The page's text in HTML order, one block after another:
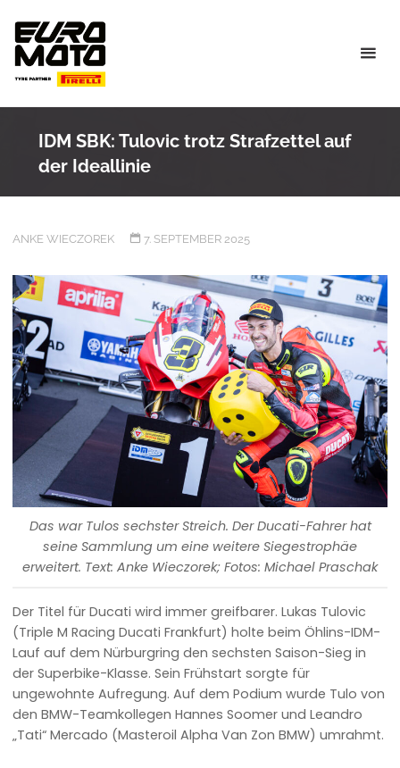
content
IDM SBK: Tulovic trotz Strafzettel auf
der Ideallinie
ANKE WIECZOREK 7. SEPTEMBER 2025
Das war Tulos sechster Streich. Der Ducati-Fahrer hat
seine Sammlung um eine weitere Siegestrophäe
erweitert. Text: Anke Wieczorek; Fotos: Michael Praschak
Der Titel für Ducati wird immer greifbarer. Lukas Tulovic
(Triple M Racing Ducati Frankfurt) holte beim Öhlins-IDM-
Lauf auf dem Nürburgring den sechsten Saison-Sieg in
der Superbike-Klasse. Sein Frühstart sorgte für
ungewohnte Aufregung. Auf dem Podium wurde Tulo von
den BMW-Teamkollegen Hannes Soomer und Leandro
„Tati“ Mercado (Masteroil Alpha Van Zon BMW) umrahmt.